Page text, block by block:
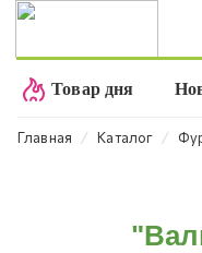
Товар дня
Главная ⁄ Каталог ⁄